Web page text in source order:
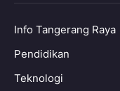
Info Tangerang Raya
Pendidikan
Teknologi